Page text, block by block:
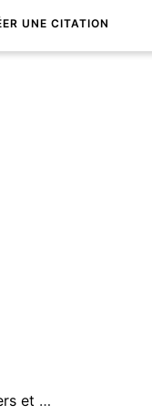
UNE CITATION
Nous traÃ®nons toute notre vie des chapelets de mauvais vers et de maximes creuses qui nous font buter Ã chaque pas.